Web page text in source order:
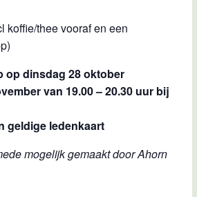
koffie/thee vooraf en een
op dinsdag 28 oktober
van 19.00 – 20.30 uur bij
geldige ledenkaart
mogelijk gemaakt door Ahorn